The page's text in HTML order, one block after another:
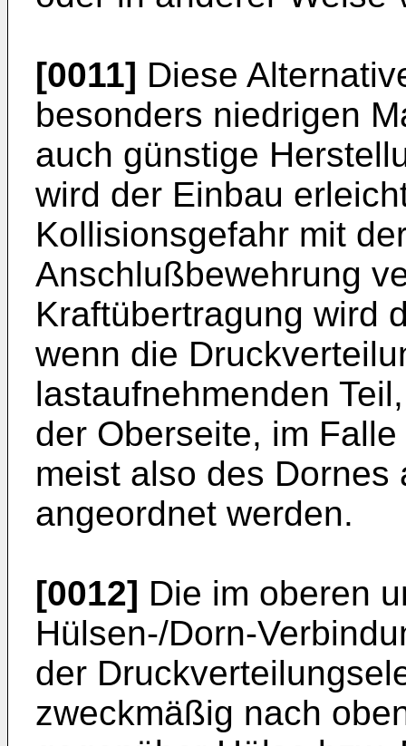
[0011] Diese
besonders niedrigen
auch günstige
wird der Einbau
Kollisionsgefahr mit
Anschlußbewehrung
Kraftübertragung wird
wenn die
lastaufnehmenden
der Oberseite, im
meist also des Dornes
angeordnet werden.
[0012] Die im oberen
Hülsen-/Dorn-
der
zweckmäßig nach